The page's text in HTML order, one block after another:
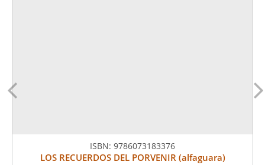
ISBN: 9786073183376
LOS RECUERDOS DEL PORVENIR (alfaguara)